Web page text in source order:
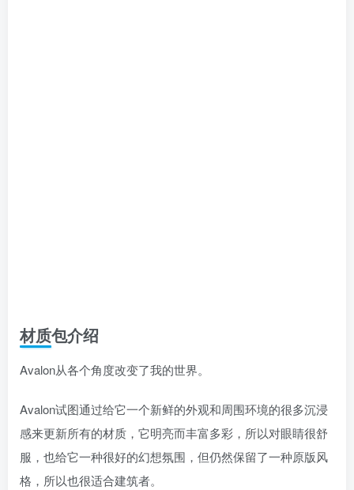
材质包介绍
Avalon从各个角度改变了我的世界。
Avalon试图通过给它一个新鲜的外观和周围环境的很多沉浸
感来更新所有的材质，它明亮而丰富多彩，所以对眼睛很舒
服，也给它一种很好的幻想氛围，但仍然保留了一种原版风
格，所以也很适合建筑者。